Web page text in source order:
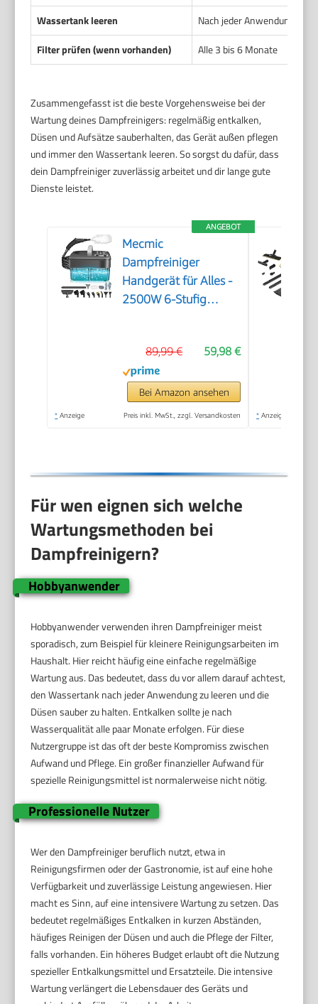
Wassertank leeren
Nach jeder Anwendung
Filter prüfen (wenn vorhanden)
Alle 3 bis 6 Monate
Zusammengefasst ist die beste Vorgehensweise bei der
Wartung deines Dampfreinigers: regelmäßig entkalken,
Düsen und Aufsätze sauberhalten, das Gerät außen pflegen
und immer den Wassertank leeren. So sorgst du dafür, dass
dein Dampfreiniger zuverlässig arbeitet und dir lange gute
Dienste leistet.
ANGEBOT
Mecmic
Dampfreiniger
Handgerät für Alles -
2500W 6-Stufig
Dampf, 15s
Aufheizzeit, Tragbar
mit 10 Zubehörteilen,
Dampfreinigung für
59,98 €
89,99 €
Bei Amazon ansehen
* Anzeige Preis inkl. MwSt., zzgl. Versandkosten * Anzeige
Für wen eignen sich welche
Wartungsmethoden bei
Dampfreinigern?
Hobbyanwender
Hobbyanwender verwenden ihren Dampfreiniger meist
sporadisch, zum Beispiel für kleinere Reinigungsarbeiten im
Haushalt. Hier reicht häufig eine einfache regelmäßige
Wartung aus. Das bedeutet, dass du vor allem darauf achtest,
den Wassertank nach jeder Anwendung zu leeren und die
Düsen sauber zu halten. Entkalken sollte je nach
Wasserqualität alle paar Monate erfolgen. Für diese
Nutzergruppe ist das oft der beste Kompromiss zwischen
Aufwand und Pflege. Ein großer finanzieller Aufwand für
spezielle Reinigungsmittel ist normalerweise nicht nötig.
Professionelle Nutzer
Wer den Dampfreiniger beruflich nutzt, etwa in
Reinigungsfirmen oder der Gastronomie, ist auf eine hohe
Verfügbarkeit und zuverlässige Leistung angewiesen. Hier
macht es Sinn, auf eine intensivere Wartung zu setzen. Das
bedeutet regelmäßiges Entkalken in kurzen Abständen,
häufiges Reinigen der Düsen und auch die Pflege der Filter,
falls vorhanden. Ein höheres Budget erlaubt oft die Nutzung
spezieller Entkalkungsmittel und Ersatzteile. Die intensive
Wartung verlängert die Lebensdauer des Geräts und